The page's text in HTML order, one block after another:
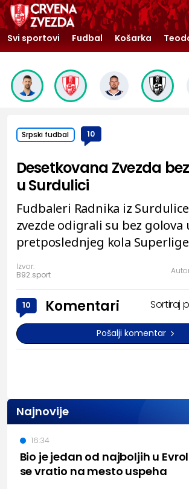
Svi sportovi Fudbal Košarka
Srpski fudbal 10
Desetkovana Zvezda
u Surdulici
Fudbaleri Radnika iz
zvezde odigrali su bez golova
pretposlednjeg kola
Izvor:
B92.sport
10 Komentari Sortiraj
Pošalji komentar
Najnovije
Bio je jedan od najboljih u
se vratio na mesto uspeha
16:34